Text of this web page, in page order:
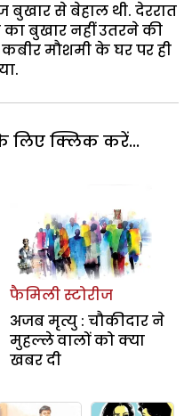
बुखार से बेहाल थी. देररात
बुखार नहीं उतरने की
मौशमी के घर पर ही
लिए क्लिक करें...
फैमिली स्टोरीज
अजब मृत्यु : चौकीदार ने
मुहल्ले वालों को क्या
खबर दी